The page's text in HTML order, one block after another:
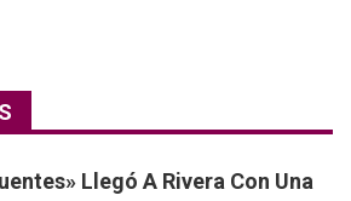
Llegó A Rivera Con Una